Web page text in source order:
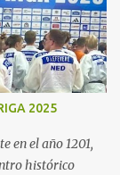
continuan
conscientes de la
esta nuestra
en tres grupos
desde la edad de
todas las
2025
en el año 1201,
histórico